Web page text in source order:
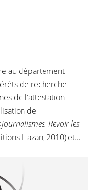
au département
de recherche
de l'attestation
de
Revoir les
Hazan, 2010) et…